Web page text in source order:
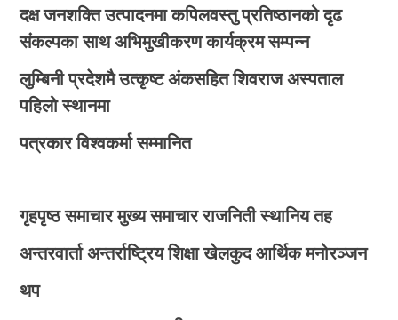
दक्ष जनशक्ति उत्पादनमा कपिलवस्तु प्रतिष्ठानको दृढ
संकल्पका साथ अभिमुखीकरण कार्यक्रम सम्पन्न
लुम्बिनी प्रदेशमै उत्कृष्ट अंकसहित शिवराज अस्पताल
पहिलो स्थानमा
पत्रकार विश्वकर्मा सम्मानित
गृहपृष्ठ समाचार मुख्य समाचार राजनिती स्थानिय तह
अन्तरवार्ता अन्तर्राष्ट्रिय शिक्षा खेलकुद आर्थिक मनोरञ्जन
थप